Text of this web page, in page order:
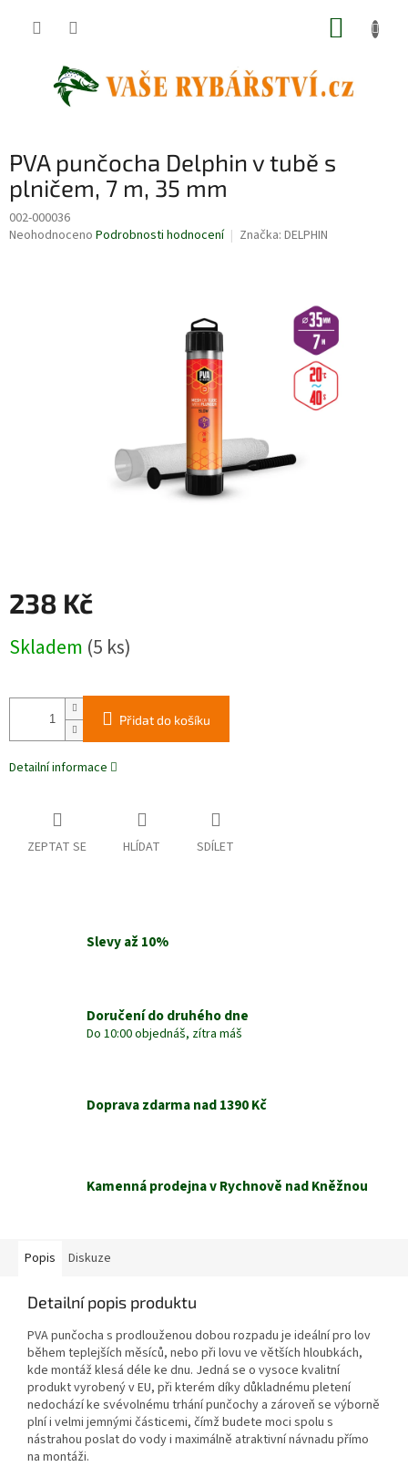
PVA punčocha Delphin v tubě s
plničem, 7 m, 35 mm
002-000036
Průměrné
Neohodnoceno Podrobnosti hodnocení Značka: DELPHIN
238 Kč
cena:
Skladem (5 ks)
Přidat do košíku
Detailní informace
ZEPTAT SE HLÍDAT SDÍLET
Slevy až 10%
Doručení do druhého dne
Do 10:00 objednáš, zítra máš
Doprava zdarma nad 1390 Kč
Kamenná prodejna v Rychnově nad Kněžnou
Popis Diskuze
Detailní popis produktu
PVA punčocha s prodlouženou dobou rozpadu je ideální pro lov
během teplejších měsíců, nebo při lovu ve větších hloubkách,
kde montáž klesá déle ke dnu. Jedná se o vysoce kvalitní
produkt vyrobený v EU, při kterém díky důkladnému pletení
nedochází ke svévolnému trhání punčochy a zároveň se výborně
plní i velmi jemnými částicemi, čímž budete moci spolu s
nástrahou poslat do vody i maximálně atraktivní návnadu přímo
na montáži.